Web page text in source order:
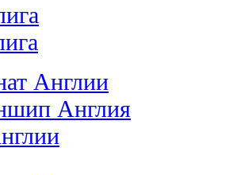
Англии
Англия